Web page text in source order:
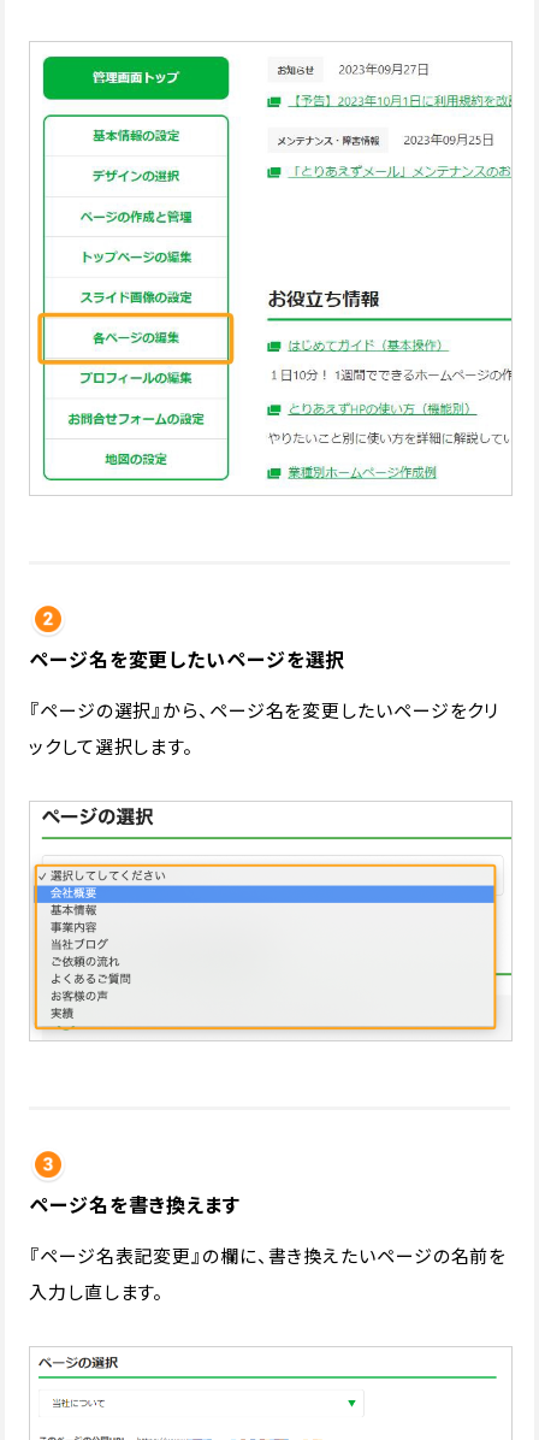
ページ名を変更したいページを選択
『ページの選択』から、ページ名を変更したいページをクリ
ックして選択します。
ページ名を書き換えます
『ページ名表記変更』の欄に、書き換えたいページの名前を
入力し直します。